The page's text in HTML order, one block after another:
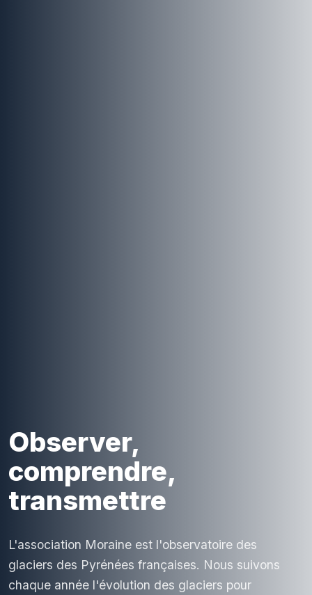
Observer,
comprendre,
transmettre
L'association Moraine est l'observatoire des
glaciers des Pyrénées françaises. Nous suivons
chaque année l'évolution des glaciers pour